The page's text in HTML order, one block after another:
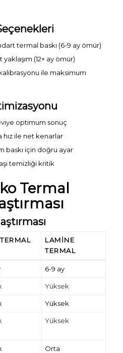
termal baskı (6-9 ay ömür)
yaklaşım (12+ ay ömür)
kalibrasyonu ile maksimum
optimum sonuç
hız ile net kenarlar
baskı için doğru ayar
temizliği kritik
Termal
LAMINE
TERMAL
6-9 ay
Yüksek
Yüksek
Yüksek
Orta